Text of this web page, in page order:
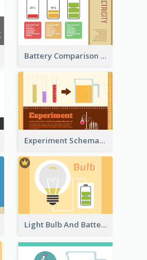
Battery Comparison Schematic Diagram
Experiment Schematic Diagram
Light Bulb And Battery Schematic Diagram